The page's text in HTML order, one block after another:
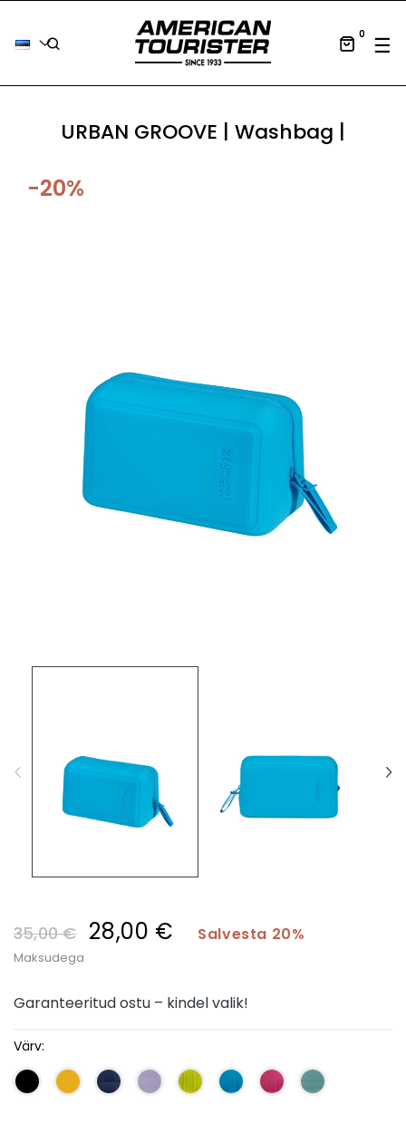
0 ☰
URBAN GROOVE | Washbag |
−20%
35,00 € 28,00 € Salvesta 20%
Maksudega
Garanteeritud ostu – kindel valik!
Värv: